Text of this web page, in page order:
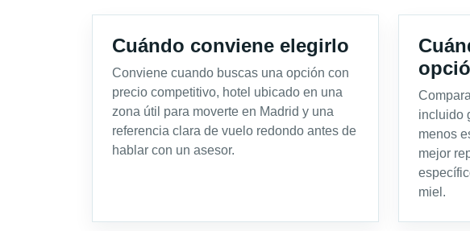
Cuándo conviene elegirlo
Conviene cuando buscas una opción con
precio competitivo, hotel ubicado en una
zona útil para moverte en Madrid y una
referencia clara de vuelo redondo antes de
hablar con un asesor.
incluido
menos
mejor
miel.